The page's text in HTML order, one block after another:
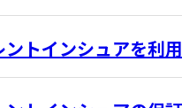
トインシュアを利